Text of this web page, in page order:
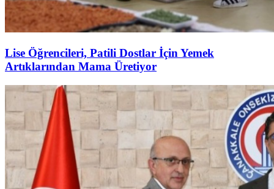
Lise Öğrencileri, Patili Dostlar İçin Yemek
Artıklarından Mama Üretiyor